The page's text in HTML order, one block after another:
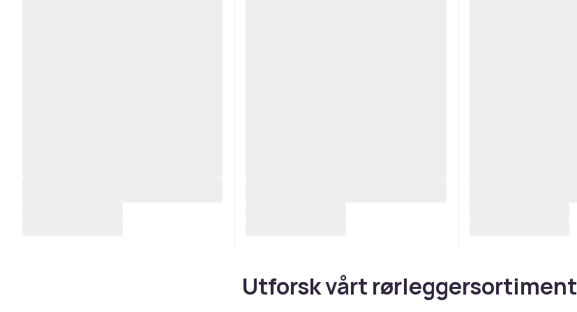
Utforsk vårt rørleggersortiment